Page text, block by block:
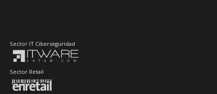
Sector IT Ciberseguridad
Sector Retail